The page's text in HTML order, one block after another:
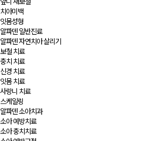
치아미백
잇몸성형
알파덴 일반진료
알파덴 자연치아 살리기
보철 치료
충치 치료
신경 치료
잇몸 치료
사랑니 치료
스케일링
알파덴 소아치과
소아 예방치료
소아 충치치료